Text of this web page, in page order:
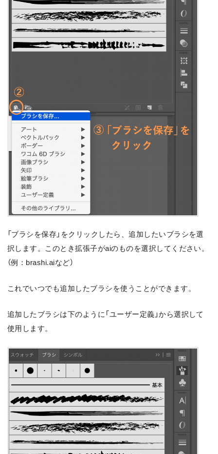
「ブラシを保存」をクリックしたら、追加したいブラシを選
択します。このとき拡張子がaiのものを選択してください。
（例：brashi.aiなど）
これでいつでも追加したブラシを使うことができます。
追加したブラシは下のように「ユーザー定義」から選択して
使用します。